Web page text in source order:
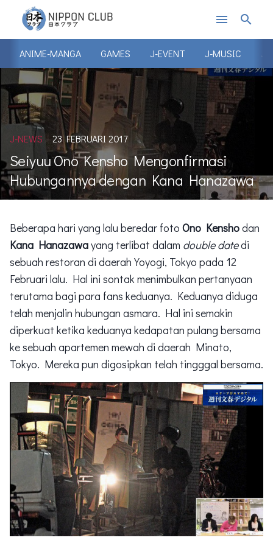
menu search
ANIME-MANGA GAMES J-EVENT J-MUSIC J-
J-NEWS 23 FEBRUARI 2017
Seiyuu Ono Kensho Mengonfirmasi
Hubungannya dengan Kana Hanazawa
Beberapa hari yang lalu beredar foto Ono Kenshodan
Kana Hanazawayang terlibat dalam double datedi
sebuah restoran di daerah Yoyogi, Tokyo pada 12
Februari lalu. Hal ini sontak menimbulkan pertanyaan
terutama bagi para fans keduanya. Keduanya diduga
telah menjalin hubungan asmara. Hal ini semakin
diperkuat ketika keduanya kedapatan pulang bersama
ke sebuah apartemen mewah di daerah Minato,
Tokyo. Mereka pun digosipkan telah tingggal bersama.